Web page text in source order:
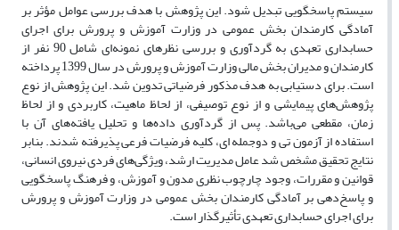
سیستم پاسخگویی تبدیل شود. این پژوهش با هدف بررسی عوامل مؤثر بر
آمادگی کارمندان بخش عمومی در وزارت آموزش و پرورش برای اجرای
حسابداری تعهدی به گردآوری و بررسی نظرهای نمونه‌ای شامل 90 نفر از
کارمندان و مدیران بخش مالی وزارت آموزش و پرورش در سال 1399 پرداخته
است. برای دستیابی به هدف مذکور فرضیاتی تدوین شد. این پژوهش از نوع
پژوهش‌های پیمایشی و از نوع توصیفی، از لحاظ ماهیت، کاربردی و از لحاظ
زمان، مقطعی می‌باشد. پس از گردآوری داده‌ها و تحلیل یافته‌های آن با
استفاده از آزمون تی و دوجمله ای، کلیه فرضیات فرعی پذیرفته شدند. بنابر
نتایج تحقیق مشخص شد عامل مدیریت ارشد، ویژگی‌های فردی نیروی انسانی،
قوانین و مقررات، وجود چارچوب نظری مدون و آموزش، و فرهنگ پاسخگویی
و پاسخ‌دهی بر آمادگی کارمندان بخش عمومی در وزارت آموزش و پرورش
برای اجرای حسابداری تعهدی تأثیرگذار است.